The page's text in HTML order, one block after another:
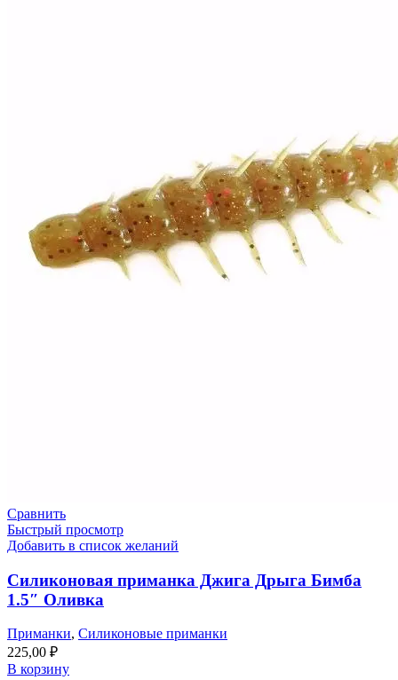
Сравнить
Быстрый просмотр
Добавить в список желаний
Силиконовая приманка Джига Дрыга Бимба
1.5″ Оливка
Приманки, Силиконовые приманки
225,00 ₽
В корзину